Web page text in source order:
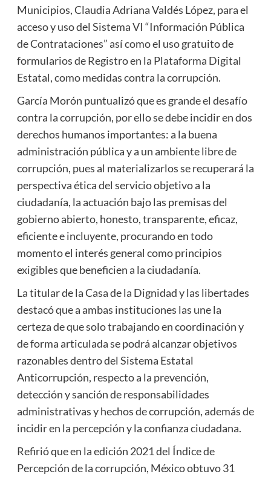
Municipios, Claudia Adriana Valdés López, para el
acceso y uso del Sistema VI “Información Pública
de Contrataciones” así como el uso gratuito de
formularios de Registro en la Plataforma Digital
Estatal, como medidas contra la corrupción.
García Morón puntualizó que es grande el desafío
contra la corrupción, por ello se debe incidir en dos
derechos humanos importantes: a la buena
administración pública y a un ambiente libre de
corrupción, pues al materializarlos se recuperará la
perspectiva ética del servicio objetivo a la
ciudadanía, la actuación bajo las premisas del
gobierno abierto, honesto, transparente, eficaz,
eficiente e incluyente, procurando en todo
momento el interés general como principios
exigibles que beneficien a la ciudadanía.
La titular de la Casa de la Dignidad y las libertades
destacó que a ambas instituciones las une la
certeza de que solo trabajando en coordinación y
de forma articulada se podrá alcanzar objetivos
razonables dentro del Sistema Estatal
Anticorrupción, respecto a la prevención,
detección y sanción de responsabilidades
administrativas y hechos de corrupción, además de
incidir en la percepción y la confianza ciudadana.
Refirió que en la edición 2021 del Índice de
Percepción de la corrupción, México obtuvo 31